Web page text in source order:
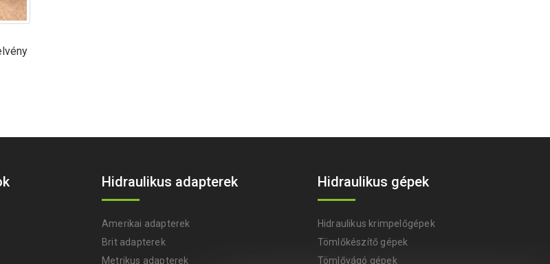
Hidraulikus adapterek
Amerikai adapterek
Brit adapterek
Metrikus adapterek
Hidraulikus gépek
Hidraulikus krimpelőgépek
Tömlőkészítő gépek
Tömlővágó gépek